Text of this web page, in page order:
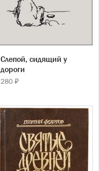
Слепой, сидящий у
дороги
280 ₽